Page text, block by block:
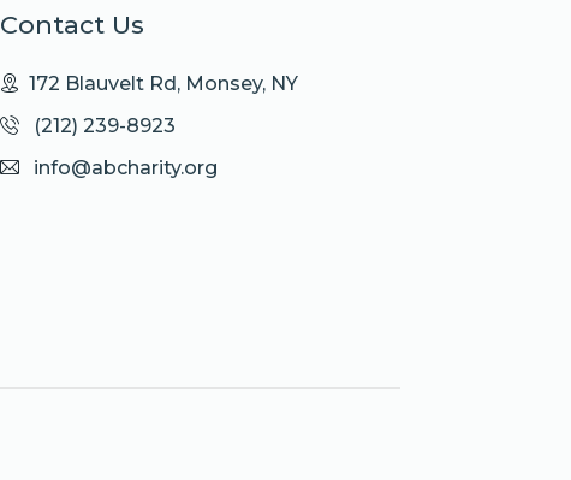
Contact Us
172 Blauvelt Rd, Monsey, NY
(212) 239-8923
info@abcharity.org